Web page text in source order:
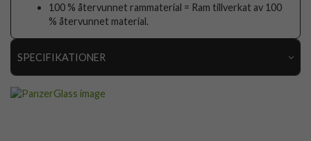
100 % återvunnet rammaterial = Ram tillverkat av 100
% återvunnet material.
SPECIFIKATIONER